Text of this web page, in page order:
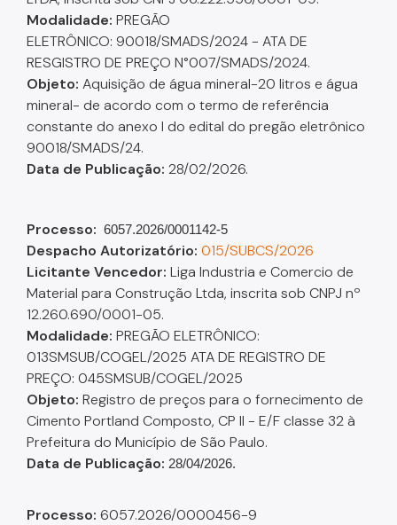
Modalidade: PREGÃO
ELETRÔNICO: 90018/SMADS/2024 - ATA DE
RESGISTRO DE PREÇO N°007/SMADS/2024.
Objeto: Aquisição de água mineral-20 litros e água
mineral- de acordo com o termo de referência
constante do anexo I do edital do pregão eletrônico
90018/SMADS/24.
Data de Publicação: 28/02/2026.
Processo: 6057.2026/0001142-5
Despacho Autorizatório: 015/SUBCS/2026
Licitante Vencedor: Liga Industria e Comercio de
Material para Construção Ltda, inscrita sob CNPJ nº
12.260.690/0001-05.
Modalidade: PREGÃO ELETRÔNICO:
013SMSUB/COGEL/2025 ATA DE REGISTRO DE
PREÇO: 045SMSUB/COGEL/2025
Objeto: Registro de preços para o fornecimento de
Cimento Portland Composto, CP II - E/F classe 32 à
Prefeitura do Município de São Paulo.
Data de Publicação: 28/04/2026.
Processo: 6057.2026/0000456-9